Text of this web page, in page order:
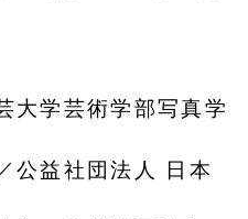
学芸術学部写真学
益社団法人 日本